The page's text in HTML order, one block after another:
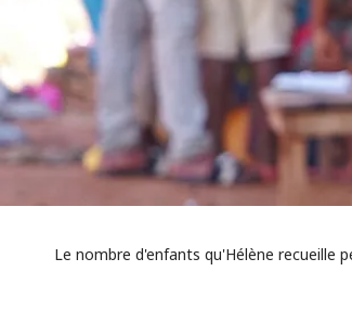
Le nombre d'enfants qu'Hélène recueille